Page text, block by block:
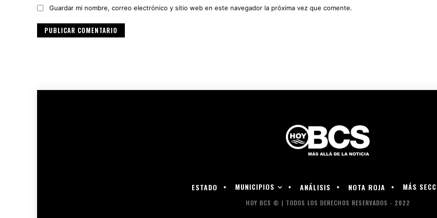
Guardar mi nombre, correo electrónico y sitio web en este navegador la próxima vez que comente.
ESTADO MUNICIPIOS ANÁLISIS NOTA ROJA MÁS
HOY BCS © | TODOS LOS DERECHOS RESERVADOS - 2022